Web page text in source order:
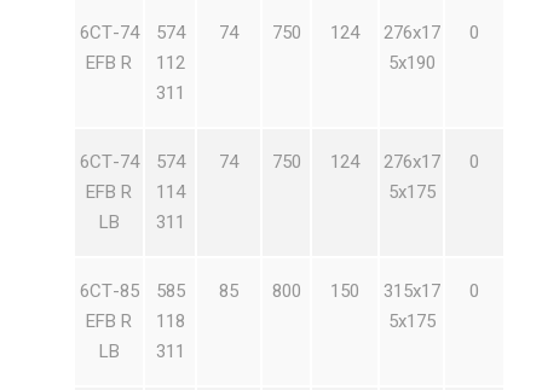
6СТ-74
EFB R
574
112
311
74 750 124
276х17
5х190
0
6СТ-74
EFB R
LB
574
114
311
74 750 124
276х17
5х175
0
6СТ-85
EFB R
LB
585
118
311
85 800 150
315х17
5х175
0